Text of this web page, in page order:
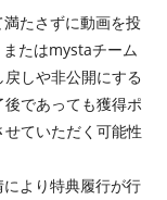
たさずに動画を投
たはmystaチーム
しや非公開にする
であっても獲得ポ
ていただく可能性
より特典履行が行